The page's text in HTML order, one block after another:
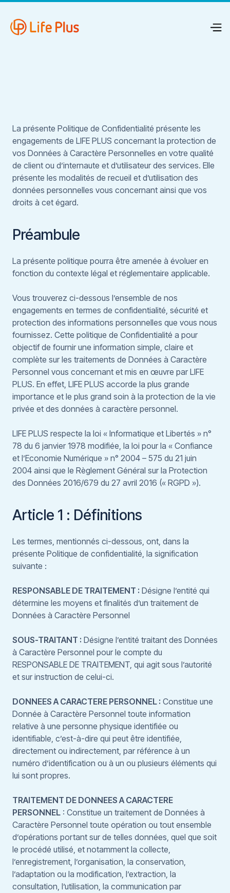
La présente Politique de Confidentialité présente les
engagements de LIFE PLUS concernant la protection de
vos Données à Caractère Personnelles en votre qualité
de client ou d’internaute et d’utilisateur des services. Elle
présente les modalités de recueil et d’utilisation des
données personnelles vous concernant ainsi que vos
droits à cet égard.
Préambule
La présente politique pourra être amenée à évoluer en
fonction du contexte légal et réglementaire applicable.
Vous trouverez ci-dessous l’ensemble de nos
engagements en termes de confidentialité, sécurité et
protection des informations personnelles que vous nous
fournissez. Cette politique de Confidentialité a pour
objectif de fournir une information simple, claire et
complète sur les traitements de Données à Caractère
Personnel vous concernant et mis en œuvre par LIFE
PLUS. En effet, LIFE PLUS accorde la plus grande
importance et le plus grand soin à la protection de la vie
privée et des données à caractère personnel.
LIFE PLUS respecte la loi « Informatique et Libertés » n°
78 du 6 janvier 1978 modifiée, la loi pour la « Confiance
et l’Economie Numérique » n° 2004 – 575 du 21 juin
2004 ainsi que le Règlement Général sur la Protection
des Données 2016/679 du 27 avril 2016 (« RGPD »).
Article 1 : Définitions
Les termes, mentionnés ci-dessous, ont, dans la
présente Politique de confidentialité, la signification
suivante :
RESPONSABLE DE TRAITEMENT : Désigne l’entité qui
détermine les moyens et finalités d’un traitement de
Données à Caractère Personnel
SOUS-TRAITANT : Désigne l’entité traitant des Données
à Caractère Personnel pour le compte du
RESPONSABLE DE TRAITEMENT, qui agit sous l’autorité
et sur instruction de celui-ci.
DONNEES A CARACTERE PERSONNEL : Constitue une
Donnée à Caractère Personnel toute information
relative à une personne physique identifiée ou
identifiable, c’est-à-dire qui peut être identifiée,
directement ou indirectement, par référence à un
numéro d’identification ou à un ou plusieurs éléments qui
lui sont propres.
TRAITEMENT DE DONNEES A CARACTERE
PERSONNEL : Constitue un traitement de Données à
Caractère Personnel toute opération ou tout ensemble
d’opérations portant sur de telles données, quel que soit
le procédé utilisé, et notamment la collecte,
l’enregistrement, l’organisation, la conservation,
l’adaptation ou la modification, l’extraction, la
consultation, l’utilisation, la communication par